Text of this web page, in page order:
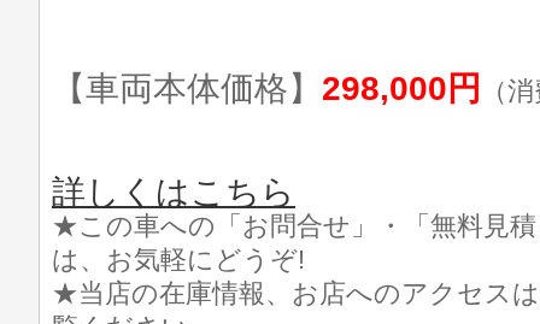
【車両本体価格】 298,000円 （
詳しくはこちら
★この車への「お問合せ」・「無料見
は、お気軽にどうぞ!
★当店の在庫情報、お店へのアクセス